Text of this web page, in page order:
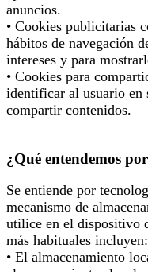
anuncios.
• Cookies publicitarias
hábitos de navegación
intereses y para
• Cookies para
identificar al usuario en
compartir contenidos.
¿Qué entendemos
Se entiende por
mecanismo de
utilice en el dispositivo
más habituales incluyen:
• El almacenamiento